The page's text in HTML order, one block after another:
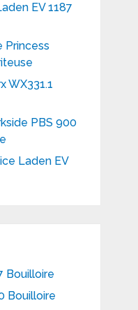
EV 1187
Princess
WX331.1
PBS 900
Laden EV
Bouilloire
Bouilloire